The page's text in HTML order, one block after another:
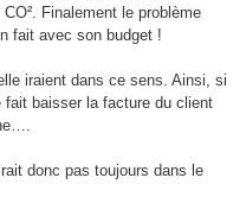
Finalement le problème
fait avec son budget !
iraient dans ce sens. Ainsi, si
baisser la facture du client
donc pas toujours dans le